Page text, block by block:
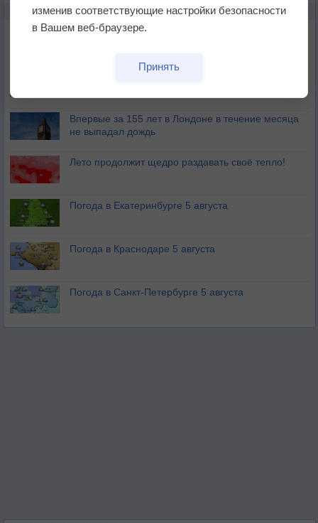
НОВОЕ О ПОГОДЕ
Дневная температура воздуха в ОАЭ превысила
Европейские столицы бьют рекорды жары
Впервые за 155 лет в Лондоне в течение месяца
не выпадал дождь
Лето продолжит щедро раздавать своё тепло!
Погода в Екатеринбурге 5 августа
Погода в Краснодаре 5 августа
Погода в Санкт-Петербурге 5 августа
изменив соответствующие настройки безопасности
в Вашем веб-браузере.
Принять